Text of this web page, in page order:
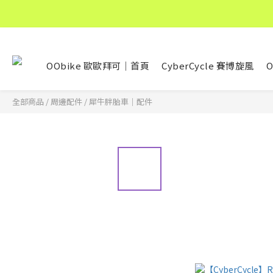
OObike 歐歐拜可｜首頁 CyberCycle 賽博旋風
全部商品 / 周邊配件 /犀牛胖胎車｜配件